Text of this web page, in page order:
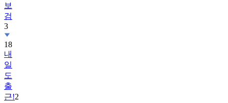
보
검
3
18
내
일
도
출
근!2